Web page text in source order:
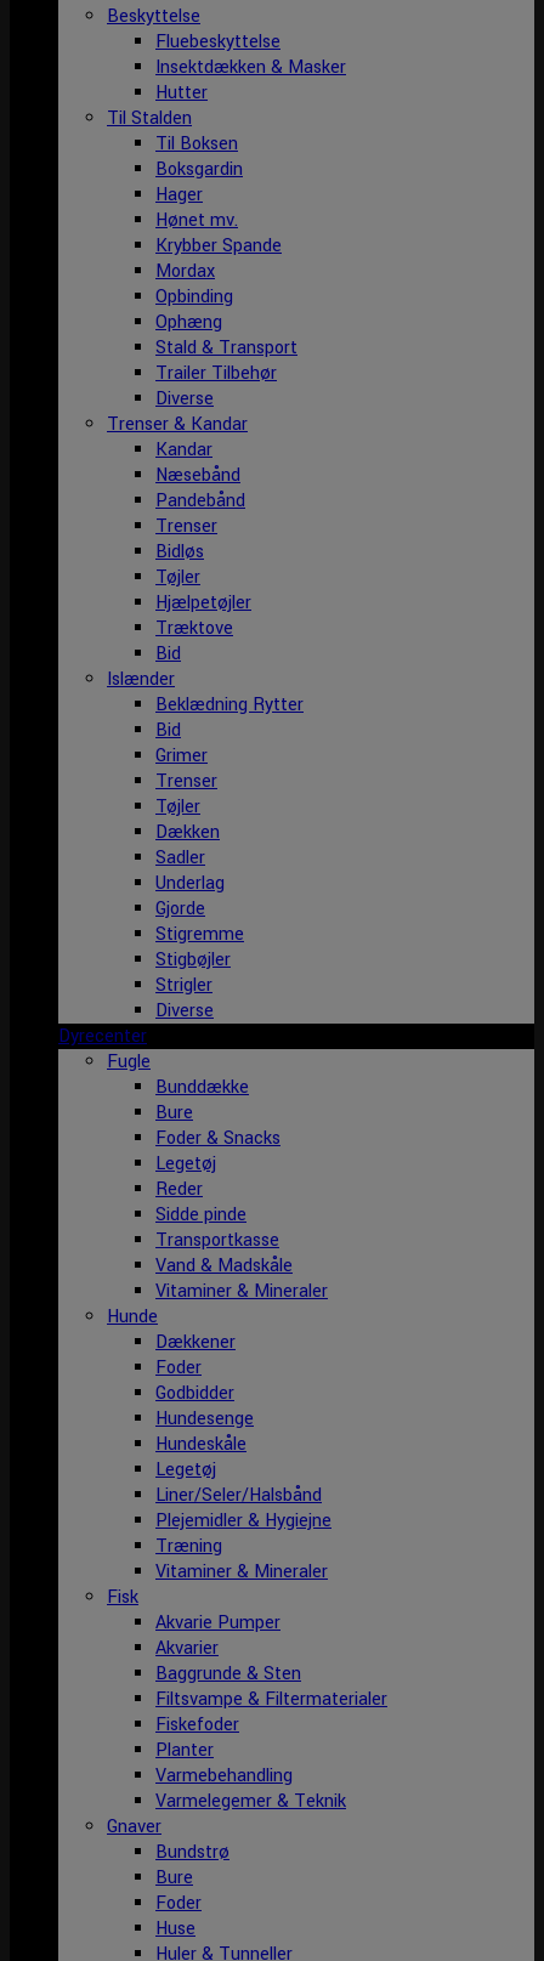
Beskyttelse
Fluebeskyttelse
Insektdækken & Masker
Hutter
Til Stalden
Til Boksen
Boksgardin
Hager
Hønet mv.
Krybber Spande
Mordax
Opbinding
Ophæng
Stald & Transport
Trailer Tilbehør
Diverse
Trenser & Kandar
Kandar
Næsebånd
Pandebånd
Trenser
Bidløs
Tøjler
Hjælpetøjler
Træktove
Bid
Islænder
Beklædning Rytter
Bid
Grimer
Trenser
Tøjler
Dækken
Sadler
Underlag
Gjorde
Stigremme
Stigbøjler
Strigler
Diverse
Dyrecenter
Fugle
Bunddække
Bure
Foder & Snacks
Legetøj
Reder
Sidde pinde
Transportkasse
Vand & Madskåle
Vitaminer & Mineraler
Hunde
Dækkener
Foder
Godbidder
Hundesenge
Hundeskåle
Legetøj
Liner/Seler/Halsbånd
Plejemidler & Hygiejne
Træning
Vitaminer & Mineraler
Fisk
Akvarie Pumper
Akvarier
Baggrunde & Sten
Filtsvampe & Filtermaterialer
Fiskefoder
Planter
Varmebehandling
Varmelegemer & Teknik
Gnaver
Bundstrø
Bure
Foder
Huse
Huler & Tunneller